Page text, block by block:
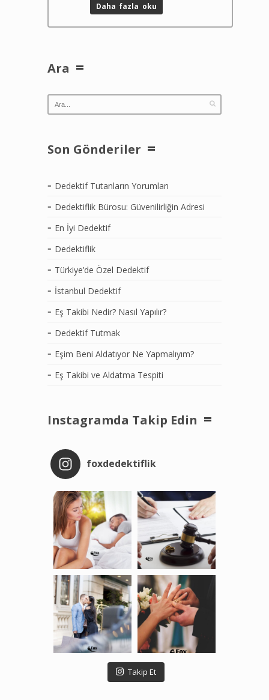
Daha fazla oku
Ara
Son Gönderiler
Dedektif Tutanların Yorumları
Dedektiflik Bürosu: Güvenilirliğin Adresi
En İyi Dedektif
Dedektiflik
Türkiye’de Özel Dedektif
İstanbul Dedektif
Eş Takibi Nedir? Nasıl Yapılır?
Dedektif Tutmak
Eşim Beni Aldatıyor Ne Yapmalıyım?
Eş Takibi ve Aldatma Tespiti
Instagramda Takip Edin
foxdedektiflik
Takip Et